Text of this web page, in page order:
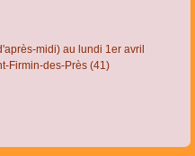
midi) au lundi 1er avril
Firmin-des-Près (41)